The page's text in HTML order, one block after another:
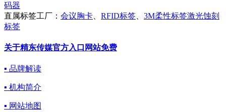
码器
直属标签工厂： 会议胸卡 RFID标签
3M柔性标签激光蚀刻
标签
关于精东传媒官方入口网站免费
▪ 品牌解读
▪ 机构简介
▪ 网站地图